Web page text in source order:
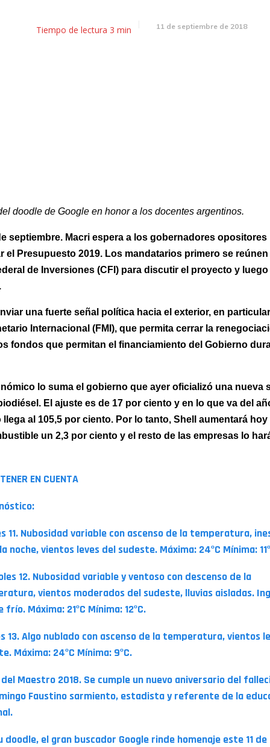
Tiempo de lectura 3 min 11 de septiembre de 2018
doodle de Google en honor a los docentes argentinos.
septiembre. Macri espera a los gobernadores opositores
el Presupuesto 2019. Los mandatarios primero se reúnen
de Inversiones (CFI) para discutir el proyecto y luego
una fuerte señal política hacia el exterior, en
Internacional (FMI), que permita cerrar la
fondos que permitan el financiamiento del Gobierno
lo suma el gobierno que ayer oficializó una nueva
El ajuste es de 17 por ciento y en lo que va del
llega al 105,5 por ciento. Por lo tanto, Shell aumentará
un 2,3 por ciento y el resto de las empresas lo
EN CUENTA
11. Nubosidad variable con ascenso de la temperatura,
noche, vientos leves del sudeste. Máxima: 24ºC Mínima:
12. Nubosidad variable y ventoso con descenso de la
vientos moderados del sudeste, lluvias aisladas.
Máxima: 21ºC Mínima: 12ºC.
13. Algo nublado con ascenso de la temperatura, vientos
Máxima: 24ºC Mínima: 9ºC.
del Maestro 2018. Se cumple un nuevo aniversario del
Faustino sarmiento, estadista y referente de la
doodle, el gran buscador Google rinde homenaje este 11 de